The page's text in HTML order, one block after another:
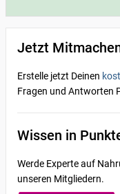
Jetzt
Erstelle jetzt Deinen
Fragen und Antworten
Wissen in
Werde Experte auf
unseren Mitgliedern.